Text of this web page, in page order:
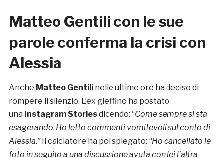
Matteo Gentili con le sue
parole conferma la crisi con
Alessia
Anche Matteo Gentili nelle ultime ore ha deciso di
rompere il silenzio. L’ex gieffino ha postato
una Instagram Storiesdicendo: “Come sempre si sta
esagerando. Ho letto commenti vomitevoli sul conto di
Alessia.”Il calciatore ha poi spiegato: “Ho cancellato le
foto in seguito a una discussione avuta con lei l’altra